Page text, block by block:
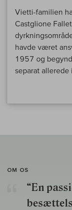
Vietti-familien
Castglione
havde været
1957 og
separat
OM OS
“En